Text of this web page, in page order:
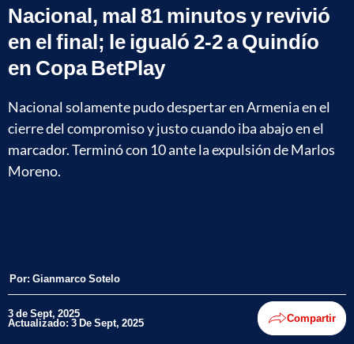
Nacional, mal 81 minutos y revivió
en el final; le igualó 2-2 a Quindío
en Copa BetPlay
Nacional solamente pudo despertar en Armenia en el
cierre del compromiso y justo cuando iba abajo en el
marcador. Terminó con 10 ante la expulsión de Marlos
Moreno.
Por: Gianmarco Sotelo
3 de Sept, 2025
Actualizado: 3 De Sept, 2025 Compartir